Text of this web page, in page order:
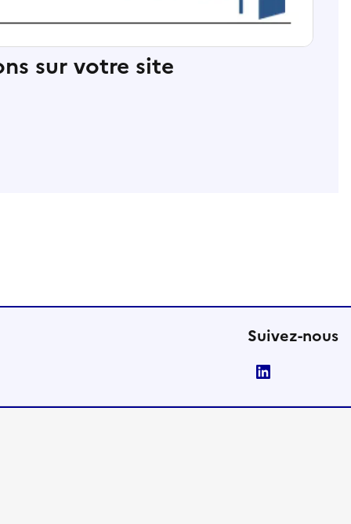
sur votre site
Suivez-nous